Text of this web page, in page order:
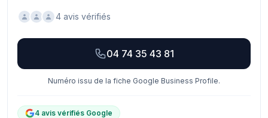
4 avis vérifiés
04 74 35 43 81
Numéro issu de la fiche Google Business Profile.
4 avis vérifiés Google